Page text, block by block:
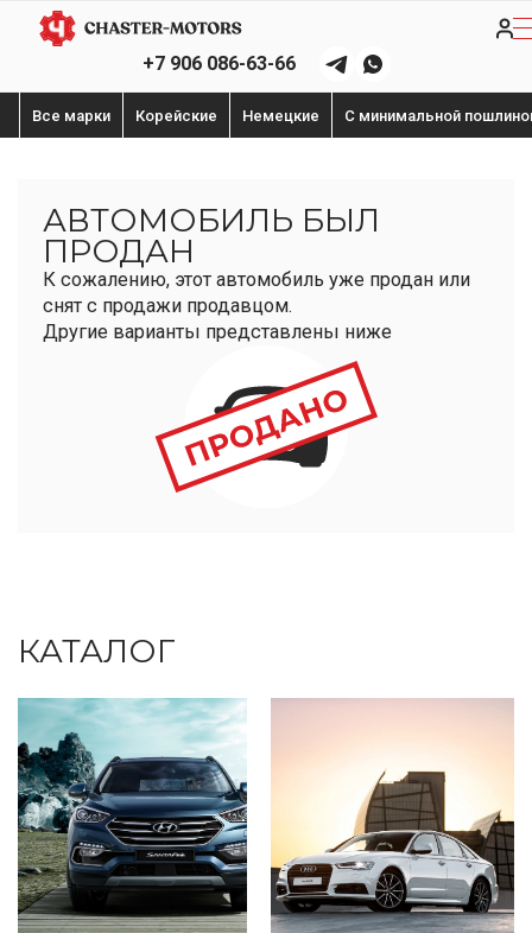
+7 906 086-63-66
Все марки Корейские Немецкие С минимальной
АВТОМОБИЛЬ БЫЛ
ПРОДАН
К сожалению, этот автомобиль уже продан или
снят с продажи продавцом.
Другие варианты представлены ниже
КАТАЛОГ